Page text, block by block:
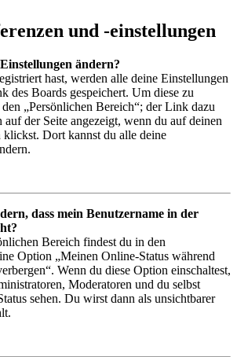
und -einstellungen
ändern?
hast, werden alle deine Einstellungen
des Boards gespeichert. Um diese zu
„Persönlichen Bereich“; der Link dazu
auf der Seite angezeigt, wenn du auf deinen
klickst. Dort kannst du alle deine
dass mein Benutzername in der
Bereich findest du in den
Option „Meinen Online-Status während
Wenn du diese Option einschaltest,
Moderatoren und du selbst
sehen. Du wirst dann als unsichtbarer